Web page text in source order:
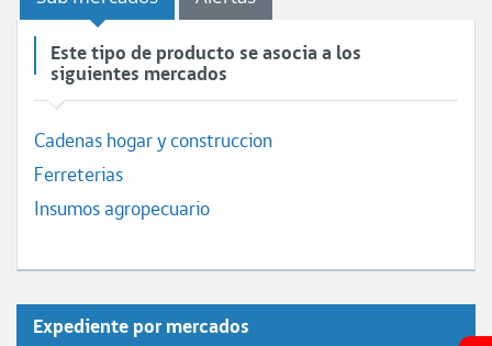
Este tipo de producto se asocia a los
siguientes mercados
Cadenas hogar y construccion
Ferreterias
Insumos agropecuario
Expediente por mercados